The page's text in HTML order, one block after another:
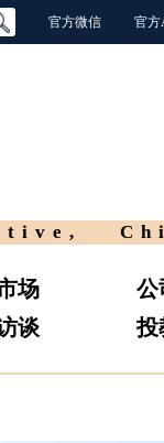
官方微信 官方
场
谈
公
投